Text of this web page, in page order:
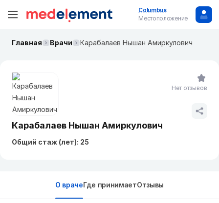
Columbus
Местоположение
Главная Врачи Карабалаев Нышан Амиркулович
Карабалаев Нышан Амиркулович
Общий стаж (лет): 25
Нет отзывов
О врачеГде принимаетОтзывы